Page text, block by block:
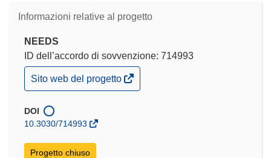
Informazioni relative al progetto
NEEDS
ID dell’accordo di sovvenzione: 714993
(si
apre
una
nuova
Sito web del progetto
DOI
10.3030/714993
Progetto chiuso